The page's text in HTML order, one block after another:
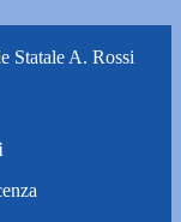
Statale A. Rossi